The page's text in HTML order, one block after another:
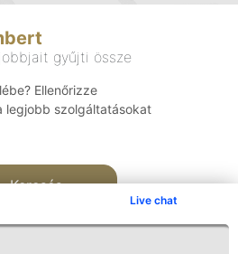
Live chat
gyűjti össze
Ellenőrizze
legjobb szolgáltatásokat
Keresés